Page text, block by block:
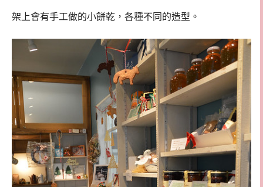
架上會有手工做的小餅乾，各種不同的造型。